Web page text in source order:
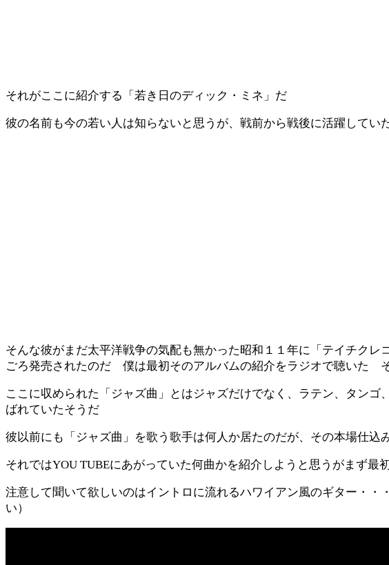
それがここに紹介する「若き日のディック・ミネ」だ
彼の名前も今の若い人は知らないと思うが、戦前から戦後に活躍して
そんな彼がまだ太平洋戦争の気配も無かった昭和１１年に「テイチクレ
ごろ発売されたのだ 僕は最初そのアルバムの紹介をラジオで聴いた
ここに収められた「ジャズ曲」とはジャズだけでなく、ラテン、タン
ばれていたそうだ
彼以前にも「ジャズ曲」を歌う歌手は何人か居たのだが、その本場仕
それではYOU TUBEにあがっていた何曲かを紹介しようと思うがまず最
注意して聞いて欲しいのはイントロに流れるハワイアン風のギター・
い）